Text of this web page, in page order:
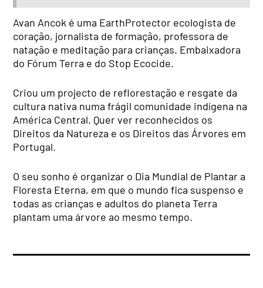
Avan Ancok é uma EarthProtector ecologista de
coração, jornalista de formação, professora de
natação e meditação para crianças. Embaixadora
do Fórum Terra e do Stop Ecocide.
Criou um projecto de reflorestação e resgate da
cultura nativa numa frágil comunidade indígena na
América Central. Quer ver reconhecidos os
Direitos da Natureza e os Direitos das Árvores em
Portugal.
O seu sonho é organizar o Dia Mundial de Plantar a
Floresta Eterna, em que o mundo fica suspenso e
todas as crianças e adultos do planeta Terra
plantam uma árvore ao mesmo tempo.